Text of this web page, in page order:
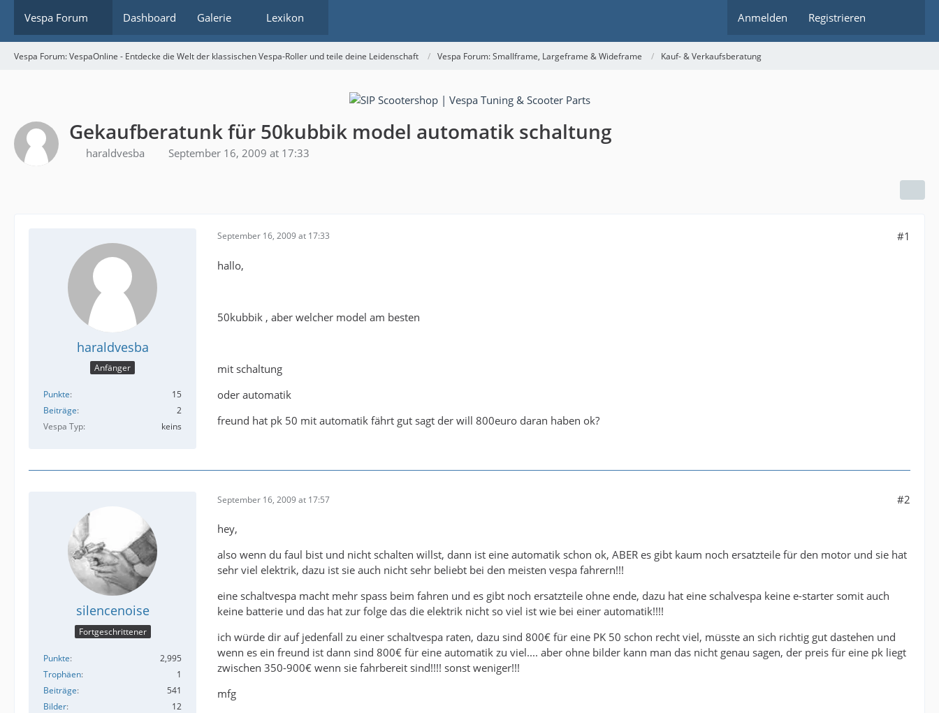
Vespa Forum Dashboard Galerie Lexikon Anmelden Registrieren
Vespa Forum: VespaOnline - Entdecke die Welt der klassischen Vespa-Roller und teile deine Leidenschaft Vespa Forum: Smallframe, Largeframe & Wideframe Kauf- & Verkaufsberatung
Gekaufberatunk für 50kubbik model automatik schaltung
haraldvesba September 16, 2009 at 17:33
haraldvesba
Anfänger
Punkte
15
Beiträge
2
Vespa Typ
keins
September 16, 2009 at 17:33 #1
hallo,
50kubbik , aber welcher model am besten
mit schaltung
oder automatik
freund hat pk 50 mit automatik fährt gut sagt der will 800euro daran haben ok?
silencenoise
Fortgeschrittener
Punkte
2,995
Trophäen
1
Beiträge
541
Bilder
12
September 16, 2009 at 17:57 #2
hey,
also wenn du faul bist und nicht schalten willst, dann ist eine automatik schon ok, ABER es gibt kaum noch ersatzteile für den motor und sie hat
sehr viel elektrik, dazu ist sie auch nicht sehr beliebt bei den meisten vespa fahrern!!!
eine schaltvespa macht mehr spass beim fahren und es gibt noch ersatzteile ohne ende, dazu hat eine schalvespa keine e-starter somit auch
keine batterie und das hat zur folge das die elektrik nicht so viel ist wie bei einer automatik!!!!
ich würde dir auf jedenfall zu einer schaltvespa raten, dazu sind 800€ für eine PK 50 schon recht viel, müsste an sich richtig gut dastehen und
wenn es ein freund ist dann sind 800€ für eine automatik zu viel.... aber ohne bilder kann man das nicht genau sagen, der preis für eine pk liegt
zwischen 350-900€ wenn sie fahrbereit sind!!!! sonst weniger!!!
mfg